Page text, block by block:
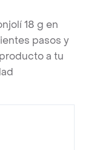
18 g en
pasos y
a tu